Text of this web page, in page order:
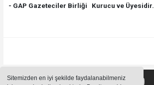
Sitemizden en iyi şekilde faydalanabilmeniz
- GAP Gazeteciler Birliği Kurucu ve Üyesidir.